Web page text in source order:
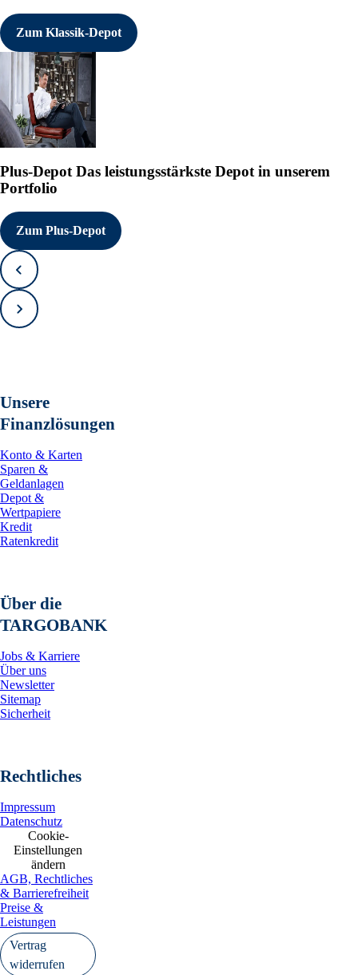
Zum Klassik-Depot
Plus-Depot Das leistungsstärkste Depot in unserem
Portfolio
Zum Plus-Depot
Zurück
Vorwärts
Unsere
Finanzlösungen
Konto & Karten
Sparen &
Geldanlagen
Depot &
Wertpapiere
Kredit
Ratenkredit
Über die
TARGOBANK
Jobs & Karriere
Über uns
Newsletter
Sitemap
Sicherheit
Rechtliches
Impressum
Datenschutz
Cookie-
Einstellungen
ändern
AGB, Rechtliches
& Barrierefreiheit
Preise &
Leistungen
Vertrag
widerrufen